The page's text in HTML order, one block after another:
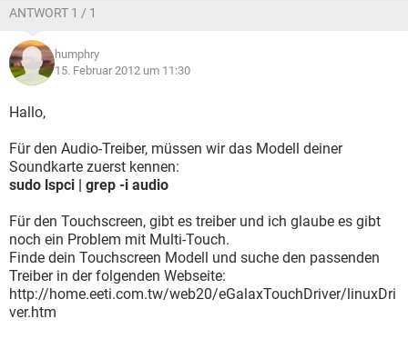
ANTWORT 1 / 1
humphry
15. Februar 2012 um 11:30
Hallo,
Für den Audio-Treiber, müssen wir das Modell deiner
Soundkarte zuerst kennen:
sudo lspci | grep -i audio
Für den Touchscreen, gibt es treiber und ich glaube es gibt
noch ein Problem mit Multi-Touch.
Finde dein Touchscreen Modell und suche den passenden
Treiber in der folgenden Webseite:
http://home.eeti.com.tw/web20/eGalaxTouchDriver/linuxDri
ver.htm